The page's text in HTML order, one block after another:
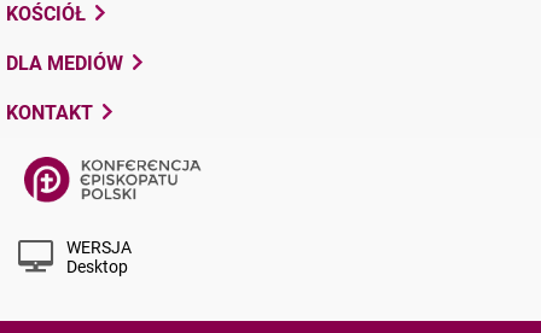
KOŚCIÓŁ
DLA MEDIÓW
KONTAKT
WERSJA
Desktop